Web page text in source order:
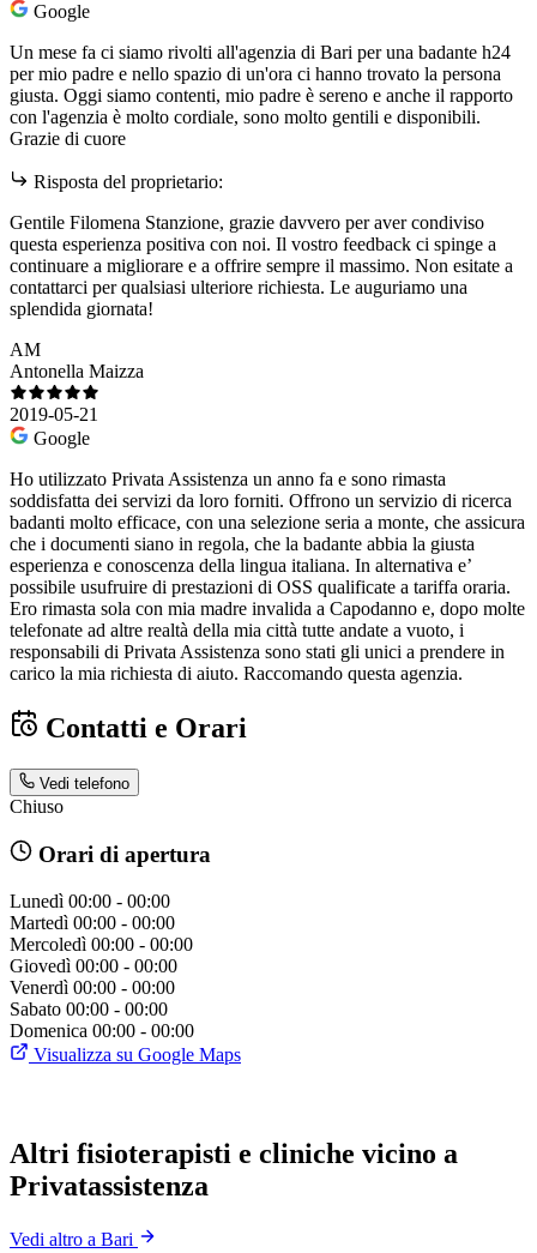
Google
Un mese fa ci siamo rivolti all'agenzia di Bari per una badante h24
per mio padre e nello spazio di un'ora ci hanno trovato la persona
giusta. Oggi siamo contenti, mio padre è sereno e anche il rapporto
con l'agenzia è molto cordiale, sono molto gentili e disponibili.
Grazie di cuore
Risposta del proprietario:
Gentile Filomena Stanzione, grazie davvero per aver condiviso
questa esperienza positiva con noi. Il vostro feedback ci spinge a
continuare a migliorare e a offrire sempre il massimo. Non esitate a
contattarci per qualsiasi ulteriore richiesta. Le auguriamo una
splendida giornata!
AM
Antonella Maizza
2019-05-21
Google
Ho utilizzato Privata Assistenza un anno fa e sono rimasta
soddisfatta dei servizi da loro forniti. Offrono un servizio di ricerca
badanti molto efficace, con una selezione seria a monte, che assicura
che i documenti siano in regola, che la badante abbia la giusta
esperienza e conoscenza della lingua italiana. In alternativa e’
possibile usufruire di prestazioni di OSS qualificate a tariffa oraria.
Ero rimasta sola con mia madre invalida a Capodanno e, dopo molte
telefonate ad altre realtà della mia città tutte andate a vuoto, i
responsabili di Privata Assistenza sono stati gli unici a prendere in
carico la mia richiesta di aiuto. Raccomando questa agenzia.
Contatti e Orari
Vedi telefono
Chiuso
Orari di apertura
Lunedì 00:00 - 00:00
Martedì 00:00 - 00:00
Mercoledì 00:00 - 00:00
Giovedì 00:00 - 00:00
Venerdì 00:00 - 00:00
Sabato 00:00 - 00:00
Domenica 00:00 - 00:00
Visualizza su Google Maps
Altri fisioterapisti e cliniche vicino a
Privatassistenza
Vedi altro a Bari